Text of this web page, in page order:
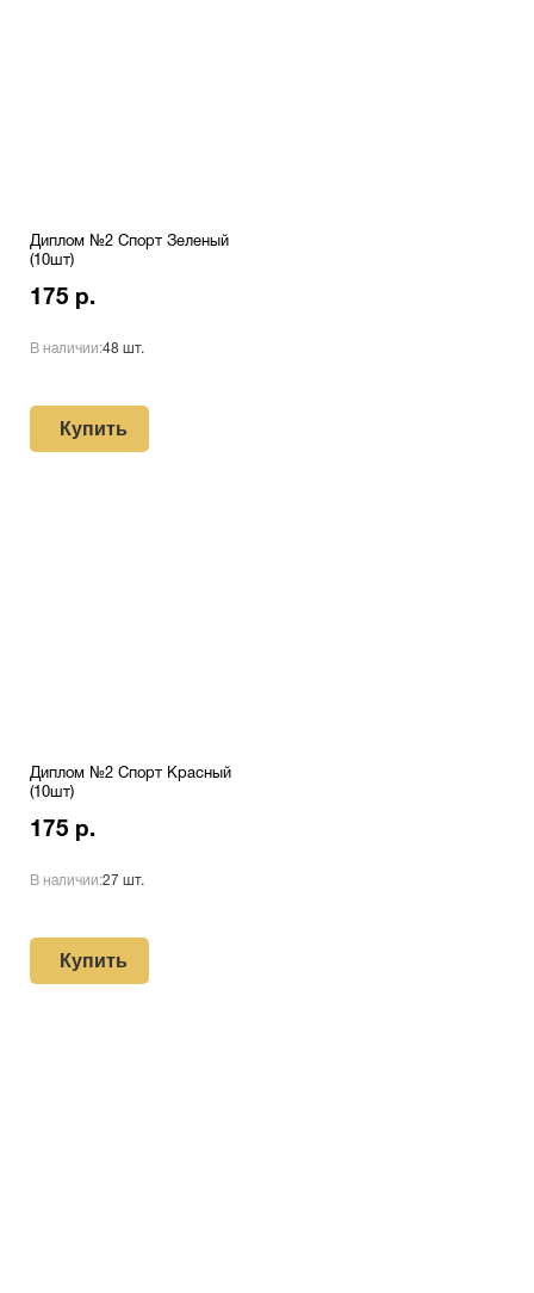
Диплом №2 Спорт Зеленый
(10шт)
175 р.
В наличии:48 шт.
Купить
Диплом №2 Спорт Красный
(10шт)
175 р.
В наличии:27 шт.
Купить